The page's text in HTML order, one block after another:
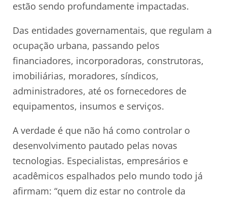
estão sendo profundamente impactadas.
Das entidades governamentais, que regulam a
ocupação urbana, passando pelos
financiadores, incorporadoras, construtoras,
imobiliárias, moradores, síndicos,
administradores, até os fornecedores de
equipamentos, insumos e serviços.
A verdade é que não há como controlar o
desenvolvimento pautado pelas novas
tecnologias. Especialistas, empresários e
acadêmicos espalhados pelo mundo todo já
afirmam: “quem diz estar no controle da